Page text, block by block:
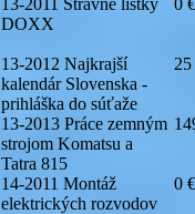
DOXX
13-2012 Najkrajší
kalendár Slovenska -
prihláška do súťaže
13-2013 Práce zemným
strojom Komatsu a
Tatra 815
14-2011 Montáž
elektrických rozvodov
0 €